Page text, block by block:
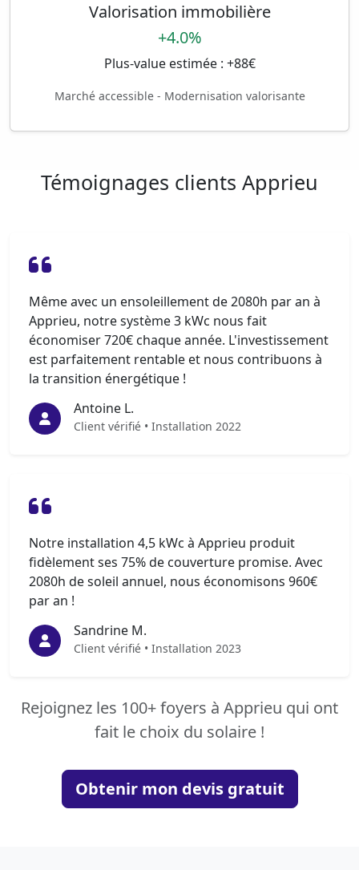
Valorisation immobilière
+4.0%
Plus-value estimée : +88€
Marché accessible - Modernisation valorisante
Témoignages clients Apprieu
Même avec un ensoleillement de 2080h par an à
Apprieu, notre système 3 kWc nous fait
économiser 720€ chaque année. L'investissement
est parfaitement rentable et nous contribuons à
la transition énergétique !
Antoine L.
Client vérifié • Installation 2022
Notre installation 4,5 kWc à Apprieu produit
fidèlement ses 75% de couverture promise. Avec
2080h de soleil annuel, nous économisons 960€
par an !
Sandrine M.
Client vérifié • Installation 2023
Rejoignez les 100+ foyers à Apprieu qui ont
fait le choix du solaire !
Obtenir mon devis gratuit